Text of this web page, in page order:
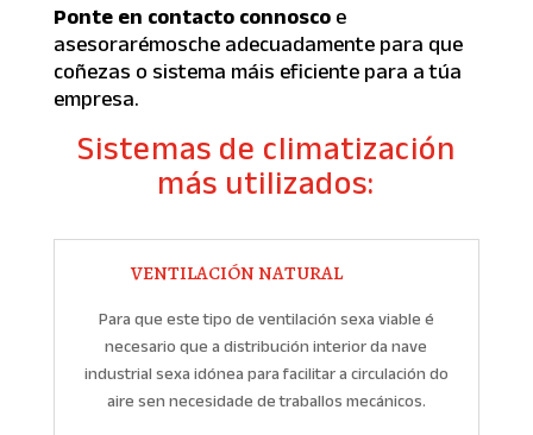
Ponte en contacto connoscoe
asesorarémosche adecuadamente para que
coñezas o sistema máis eficiente para a túa
empresa.
Sistemas de climatización
más utilizados:
VENTILACIÓN NATURAL
Para que este tipo de ventilación sexa viable é
necesario que a distribución interior da nave
industrial sexa idónea para facilitar a circulación do
aire sen necesidade de traballos mecánicos.